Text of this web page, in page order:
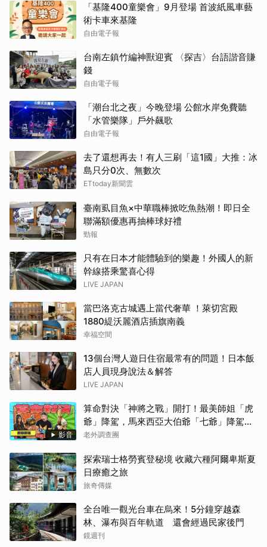
「基隆400童樂會」9月登場 首波紙風車藝
術卡車來基隆
自由電子報
台南左鎮竹編神獸迎賓 〈探吉〉台語諧音賺
錢
自由電子報
「潮台北之夜」今晚登場 公館水岸免費聽
「水管樂隊」戶外飆歌
自由電子報
去了還想再去！有人三刷「這1國」大推：冰
島只分0次、無數次
ETtoday新聞雲
臺南虱目魚×中華職棒掀吃魚熱潮！即日全
聯滿額優惠再抽棒球好禮
勁報
只有在日本才能體驗到的樂趣！外國人的新
幹線搭乘驚喜心得
LIVE JAPAN
當巴洛克古城遇上當代奢華 ！萊切宮殿
1880緹沃麗酒店插旗南義
幸福空間
13個台灣人遊日住宿最常有的問題！日本飯
店人員現身說法＆解答
LIVE JAPAN
影音
算命對決「神將之戰」開打！最美師姐「虎
爺」降駕，馬來西亞大伯爺「七爺」降駕。
當虎爺對上七爺，神明之間的較量究竟誰會
老外調查團
探索瑞士格勞賓登秘境 收藏六種阿爾卑斯夏
日療癒之旅
旅奇傳媒
全台唯一觀光台車在烏來！5分鐘穿越森
林、瀑布與百年軌道 還會經過民家後門
鏡週刊